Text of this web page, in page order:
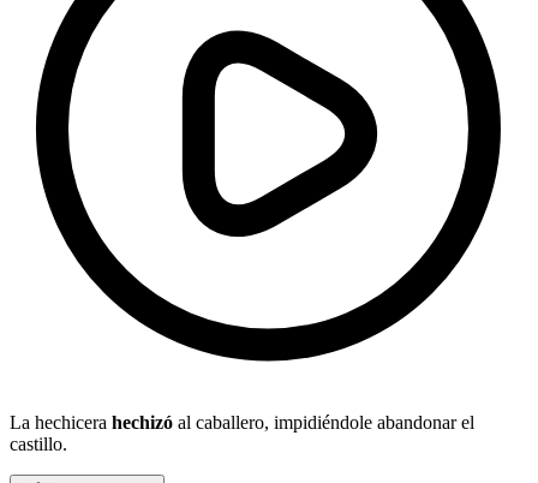
La hechicera hechizó al caballero, impidiéndole abandonar el
castillo.